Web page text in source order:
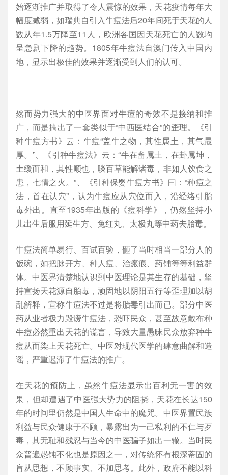
始逐渐推广并取得了令人震惊的效果，天花疫情每年大
幅度减弱，如瑞典自引入牛痘法后20年间死于天花的人
数从年1.5万降至11人，欧洲各国因天花死亡的人数均
呈急剧下降的趋势。1805年牛痘法自澳门传入中国内
地，显示出极佳的效果并逐渐受到人们的认可。
然而势力强大的中医界面对牛痘的奇效不是接纳和推
广，而是搞出了一套类似于“中西医结合”的歪理。《引
种牛痘方书》云：牛痘“盖牛之物，其性属土，其气最
厚。”、《引种牛痘法》云：“牛在畜属土，在卦属坤，
土缓而和，其性顺也，啖百草能解诸毒，非如人饮食之
患，七情之火。”、《引种保婴牛痘方书》曰：“种痘之
法，首在认穴”，认为牛痘应从穴位而入，沿经络引胎
毒外出。直至1935年出版的《痘科学》，仍然坚持小
儿出生后服用延生方、兔红丸、太极丸等中药去胎毒。
牛痘法简单易行、百试百验，砸了当时相当一部分人的
饭碗，如把脉开方、种人痘、治瘢痕、药铺等等利益群
体。中医界清楚地认识到中医理论是其生存的基础，坚
持宣扬天花源自胎毒，顽固地以阴阳五行等歪理加以胡
乱解释，宣称牛痘法不过是将胎毒引出而已。部分中医
药从业者极力毁谤牛痘法，恐吓民众，甚至故意散布种
牛痘必然重出天花的谎言，导致大量愚昧民众放弃种牛
痘从而染上天花死亡。中医对现代医学的肆意曲解和造
谣，严重迟滞了牛痘法的推广。
在天花的预防上，虽然牛痘法显示出百利无一害的效
果，但却遭遇了中医强大势力的阻挠，天花在长达150
年的时间里仍然是中国人生命中的魔咒。中医界置民族
利益与民众健康于不顾，暴露出为一己私利的不仁与歹
毒，其无耻和残忍与当今的中医骗子如出一辙。当时民
众普遍愚钝不化也是原因之一，对传统怀有根深蒂固的
盲从思想，不顾事实、不加思考。此外，政府不能以科